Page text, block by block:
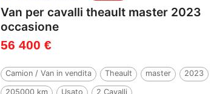
Van per cavalli theault master 2023
occasione
56 400 €
Camion / Van in vendita Theault master 2023
205000 km Usato 2 Cavalli